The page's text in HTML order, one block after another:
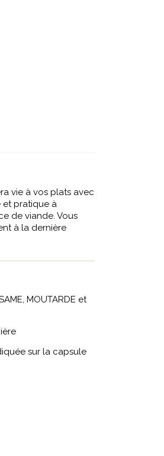
vie à vos plats avec
pratique à
de viande. Vous
à la dernière
MOUTARDE et
sur la capsule